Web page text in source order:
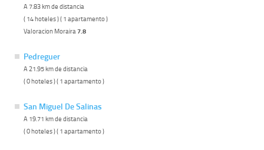
A 7.83 km de distancia
( 14 hoteles ) ( 1 apartamento )
Valoracion Moraira 7.8
Pedreguer
A 21.95 km de distancia
( 0 hoteles ) ( 1 apartamento )
San Miguel De Salinas
A 19.71 km de distancia
( 0 hoteles ) ( 1 apartamento )